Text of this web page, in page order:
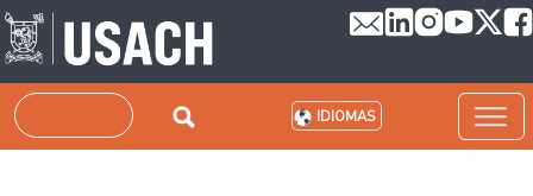
Pasar al contenido principal
Buscar IDIOMAS